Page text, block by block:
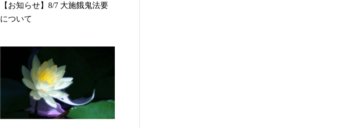
【お知らせ】8/7 大施餓鬼法要
について